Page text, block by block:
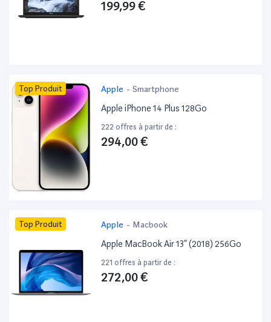
199,99 €
Top Produit Apple - Smartphone
Apple iPhone 14 Plus 128Go
222 offres à partir de :
294,00 €
Top Produit Apple - Macbook
Apple MacBook Air 13” (2018) 256Go
221 offres à partir de :
272,00 €